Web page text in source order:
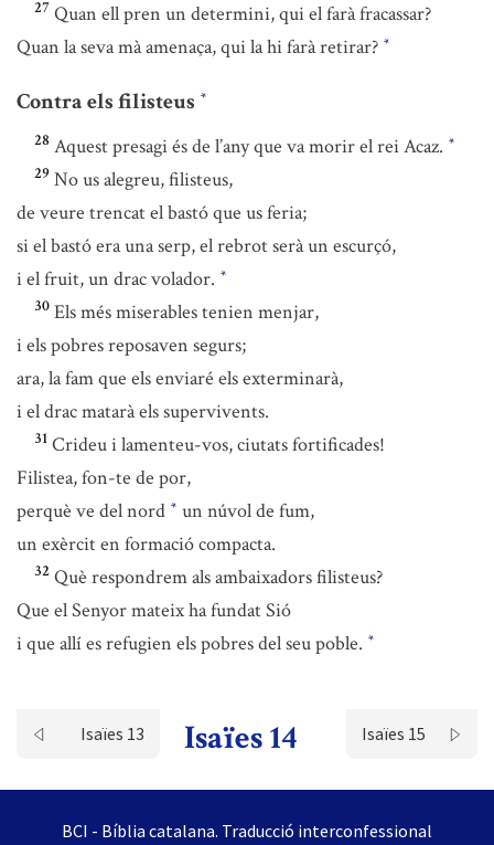
27 Quan ell pren un determini, qui el farà fracassar?
Quan la seva mà amenaça, qui la hi farà retirar? *
Contra els filisteus *
28 Aquest presagi és de l’any que va morir el rei Acaz. *
29 No us alegreu, filisteus,
de veure trencat el bastó que us feria;
si el bastó era una serp, el rebrot serà un escurçó,
i el fruit, un drac volador. *
30 Els més miserables tenien menjar,
i els pobres reposaven segurs;
ara, la fam que els enviaré els exterminarà,
i el drac matarà els supervivents.
31 Crideu i lamenteu-vos, ciutats fortificades!
Filistea, fon-te de por,
perquè ve del nord * un núvol de fum,
un exèrcit en formació compacta.
32 Què respondrem als ambaixadors filisteus?
Que el Senyor mateix ha fundat Sió
i que allí es refugien els pobres del seu poble. *
Isaïes 13 Isaïes 14 Isaïes 15
BCI - Bíblia catalana. Traducció interconfessional